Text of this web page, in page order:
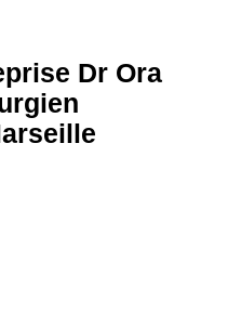
Dr Ora